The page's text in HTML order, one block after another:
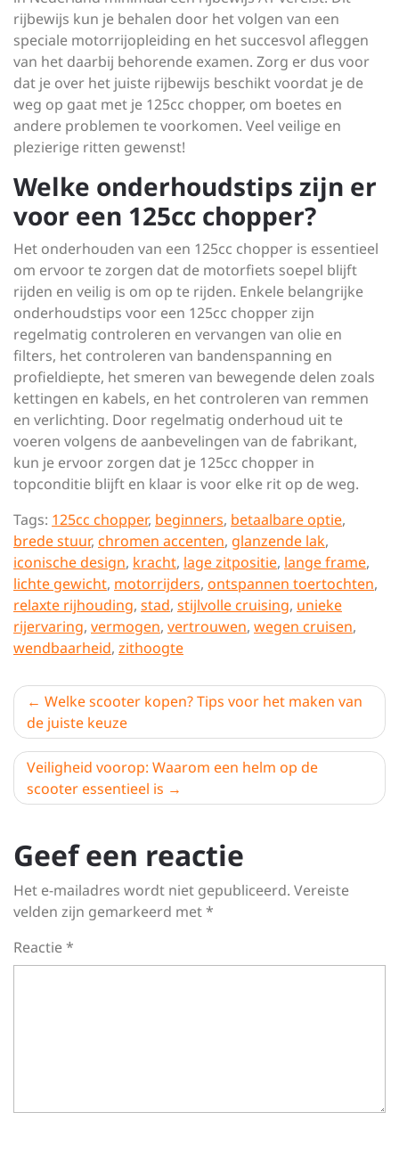
rijbewijs kun je behalen door het volgen van een
speciale motorrijopleiding en het succesvol afleggen
van het daarbij behorende examen. Zorg er dus voor
dat je over het juiste rijbewijs beschikt voordat je de
weg op gaat met je 125cc chopper, om boetes en
andere problemen te voorkomen. Veel veilige en
plezierige ritten gewenst!
Welke onderhoudstips zijn er
voor een 125cc chopper?
Het onderhouden van een 125cc chopper is essentieel
om ervoor te zorgen dat de motorfiets soepel blijft
rijden en veilig is om op te rijden. Enkele belangrijke
onderhoudstips voor een 125cc chopper zijn
regelmatig controleren en vervangen van olie en
filters, het controleren van bandenspanning en
profieldiepte, het smeren van bewegende delen zoals
kettingen en kabels, en het controleren van remmen
en verlichting. Door regelmatig onderhoud uit te
voeren volgens de aanbevelingen van de fabrikant,
kun je ervoor zorgen dat je 125cc chopper in
topconditie blijft en klaar is voor elke rit op de weg.
Tags: 125cc chopper, beginners, betaalbare optie,
brede stuur, chromen accenten, glanzende lak,
iconische design, kracht, lage zitpositie, lange frame,
lichte gewicht, motorrijders, ontspannen toertochten,
relaxte rijhouding, stad, stijlvolle cruising, unieke
rijervaring, vermogen, vertrouwen, wegen cruisen,
wendbaarheid, zithoogte
Berichtnavigatie
Welke scooter kopen? Tips voor het maken van
de juiste keuze
Veiligheid voorop: Waarom een helm op de
scooter essentieel is
Geef een reactie
Het e-mailadres wordt niet gepubliceerd. Vereiste
velden zijn gemarkeerd met*
Reactie*